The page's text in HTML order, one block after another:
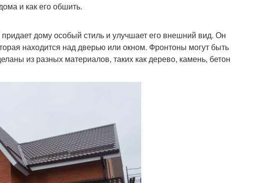
и как его обшить.
дому особый стиль и улучшает его внешний вид. Он
находится над дверью или окном. Фронтоны могут быть
из разных материалов, таких как дерево, камень, бетон